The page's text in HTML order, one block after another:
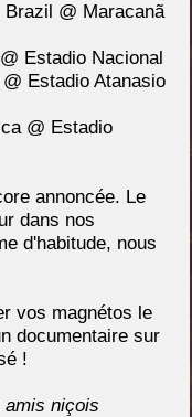
@ Maracanã
Estadio Nacional
Estadio Atanasio
@ Estadio
annoncée. Le
dans nos
d'habitude, nous
vos magnétos le
documentaire sur
!
amis niçois